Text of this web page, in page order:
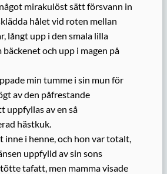
mirakulöst sätt försvann in
hålet vid roten mellan
långt upp i den smala lilla
bäckenet och upp i magen på
min tumme i sin mun för
av den påfrestande
uppfyllas av en så
hästkuk.
inne i henne, och hon var totalt,
uppfylld av sin sons
tafatt, men mamma visade